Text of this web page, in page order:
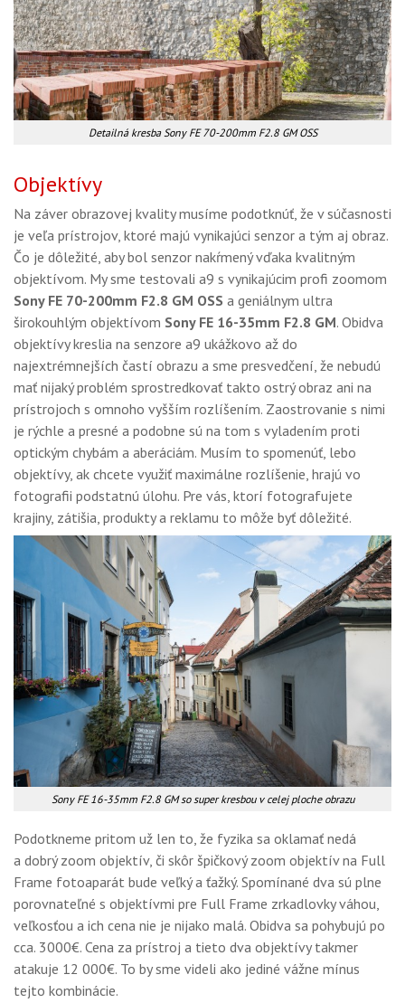
Detailná kresba Sony FE 70-200mm F2.8 GM OSS
Objektívy
Na záver obrazovej kvality musíme podotknúť, že v súčasnosti
je veľa prístrojov, ktoré majú vynikajúci senzor a tým aj obraz.
Čo je dôležité, aby bol senzor nakŕmený vďaka kvalitným
objektívom. My sme testovali a9 s vynikajúcim profi zoomom
Sony FE 70-200mm F2.8 GM OSS a geniálnym ultra
širokouhlým objektívom Sony FE 16-35mm F2.8 GM. Obidva
objektívy kreslia na senzore a9 ukážkovo až do
najextrémnejších častí obrazu a sme presvedčení, že nebudú
mať nijaký problém sprostredkovať takto ostrý obraz ani na
prístrojoch s omnoho vyšším rozlíšením. Zaostrovanie s nimi
je rýchle a presné a podobne sú na tom s vyladením proti
optickým chybám a aberáciám. Musím to spomenúť, lebo
objektívy, ak chcete využiť maximálne rozlíšenie, hrajú vo
fotografii podstatnú úlohu. Pre vás, ktorí fotografujete
krajiny, zátišia, produkty a reklamu to môže byť dôležité.
Sony FE 16-35mm F2.8 GM so super kresbou v celej ploche obrazu
Podotkneme pritom už len to, že fyzika sa oklamať nedá
a dobrý zoom objektív, či skôr špičkový zoom objektív na Full
Frame fotoaparát bude veľký a ťažký. Spomínané dva sú plne
porovnateľné s objektívmi pre Full Frame zrkadlovky váhou,
veľkosťou a ich cena nie je nijako malá. Obidva sa pohybujú po
cca. 3000€. Cena za prístroj a tieto dva objektívy takmer
atakuje 12 000€. To by sme videli ako jediné vážne mínus
tejto kombinácie.